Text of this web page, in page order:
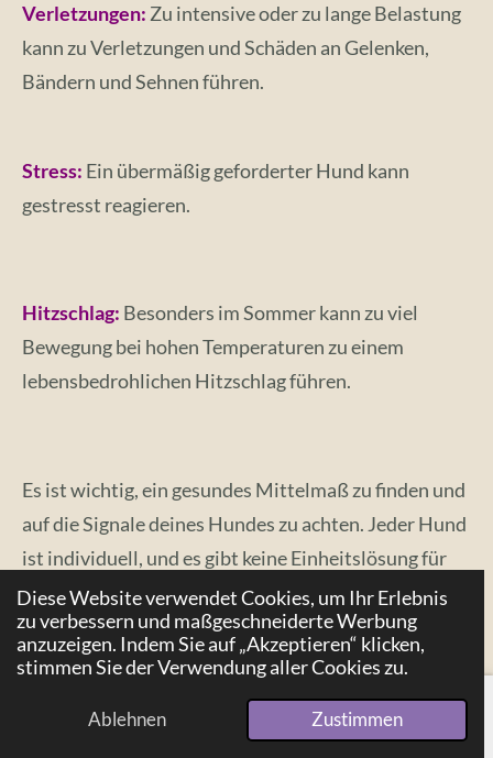
Diese Website verwendet Cookies, um Ihr Erlebnis
zu verbessern und maßgeschneiderte Werbung
anzuzeigen. Indem Sie auf „Akzeptieren“ klicken,
stimmen Sie der Verwendung aller Cookies zu.
Ablehnen Zustimmen
Verletzungen:Zu intensive oder zu lange Belastung
kann zu Verletzungen und Schäden an Gelenken,
Bändern und Sehnen führen.
Stress: Ein übermäßig geforderter Hund kann
gestresst reagieren.
Hitzschlag: Besonders im Sommer kann zu viel
Bewegung bei hohen Temperaturen zu einem
lebensbedrohlichen Hitzschlag führen.
Es ist wichtig, ein gesundes Mittelmaß zu finden und
auf die Signale deines Hundes zu achten. Jeder Hund
ist individuell, und es gibt keine Einheitslösung für
den Bewegungsbedarf. Beobachte deinen Vierbeiner,
achte auf seine Bedürfnisse und finde gemeinsam
mit ihm die perfekte Balance.
Und denk daran: Egal ob Regen oder Sonnenschein,
das Abenteuer Gassi-Gehen wartet – auch wenn Mia
E-Mail Pinterest